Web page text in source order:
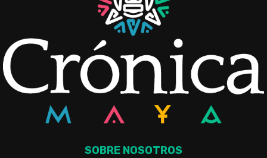
SOBRE NOSOTROS